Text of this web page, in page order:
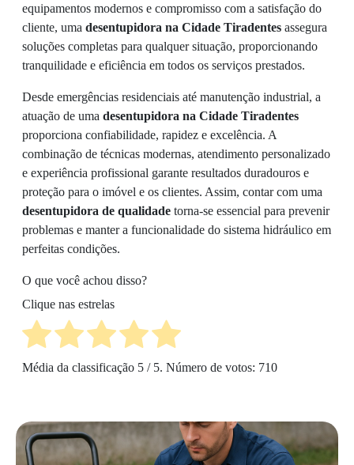
equipamentos modernos e compromisso com a satisfação do
cliente, uma desentupidora na Cidade Tiradentes assegura
soluções completas para qualquer situação, proporcionando
tranquilidade e eficiência em todos os serviços prestados.
Desde emergências residenciais até manutenção industrial, a
atuação de uma desentupidora na Cidade Tiradentes
proporciona confiabilidade, rapidez e excelência. A
combinação de técnicas modernas, atendimento personalizado
e experiência profissional garante resultados duradouros e
proteção para o imóvel e os clientes. Assim, contar com uma
desentupidora de qualidade torna-se essencial para prevenir
problemas e manter a funcionalidade do sistema hidráulico em
perfeitas condições.
O que você achou disso?
Clique nas estrelas
Média da classificação 5 / 5. Número de votos: 710